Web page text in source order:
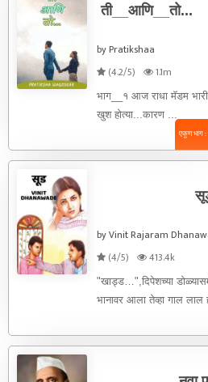
ती__आणि__तो...
by Pratikshaa
(4.2/5)
1.1m
भाग__१ आज राधा मॅडम भारी
खुश होत्या...कारण ...
एकूण भाग
by Vinit Rajaram
(4/5)
413.4k
"खाड्ड…",दिपेशच्या
भानावर आला तेव्हा गाल